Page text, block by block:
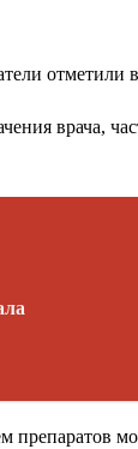
отметили
врача,